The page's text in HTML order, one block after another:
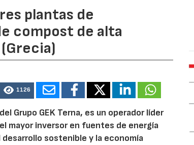
plantas de
compost de alta
1126
Grupo GEK Terna, es un operador líder
mayor inversor en fuentes de energía
sostenible y la economía